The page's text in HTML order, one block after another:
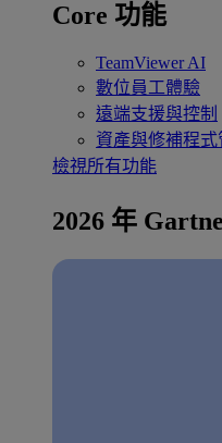
Core 功能
TeamViewer AI
數位員工體驗
遠端支援與控制
資產與修補程式
檢視所有功能
2026 年